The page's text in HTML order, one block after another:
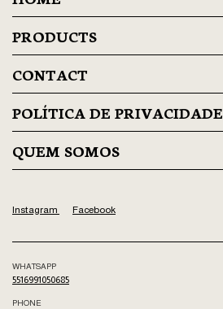
PRODUCTS
CONTACT
POLÍTICA DE PRIVACIDADE
QUEM SOMOS
Instagram Facebook
WHATSAPP
5516991050685
PHONE